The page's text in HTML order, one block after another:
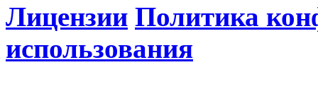
Лицензии Политика
использования